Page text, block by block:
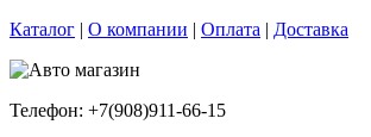
Каталог | О компании | Оплата | Доставка
Телефон: +7(908)911-66-15